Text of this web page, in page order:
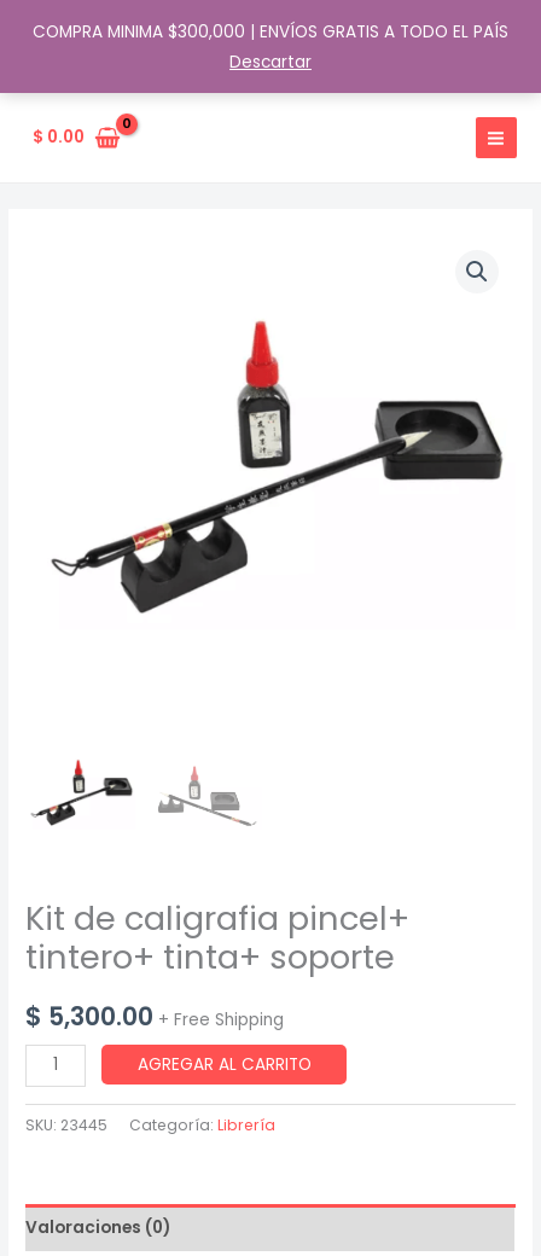
COMPRA MINIMA $300,000 | ENVÍOS GRATIS A TODO EL PAÍS
Descartar
$ 0.00
Kit de caligrafia pincel+
tintero+ tinta+ soporte
$ 5,300.00 + Free Shipping
de
caligrafia
tinta+
soporte
AGREGAR AL CARRITO
SKU: 23445 Categoría:Librería
Valoraciones (0)